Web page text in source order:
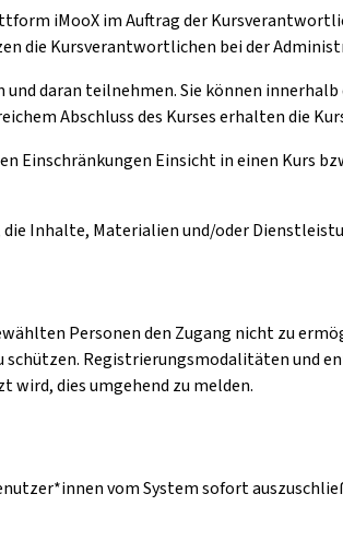
iMooX im Auftrag der
die Kursverantwortlichen bei der
und daran teilnehmen. Sie können
Abschluss des Kurses erhalten die
Einschränkungen Einsicht in einen Kurs
Inhalte, Materialien und/oder
Personen den Zugang nicht zu
Registrierungsmodalitäten und
wird, dies umgehend zu melden.
vom System sofort